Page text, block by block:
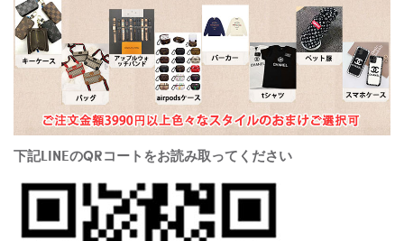
下記LINEのQRコートをお読み取ってください